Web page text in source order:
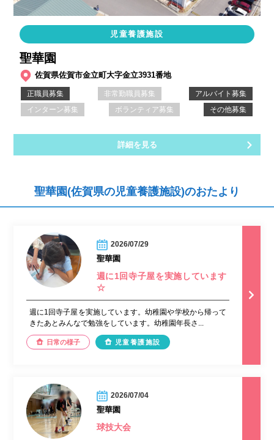
児童養護施設
聖華園
佐賀県佐賀市金立町大字金立3931番地
正職員募集 非常勤職員募集
アルバイト募集
インターン募集
ボランティア募集 その他募集
詳細を見る
聖華園(佐賀県の児童養護施設)のおたより
2026/07/29
聖華園
週に1回寺子屋を実施しています
☆
週に1回寺子屋を実施しています。幼稚園や学校から帰って
きたあとみんなで勉強をしています。幼稚園年長さ...
日常の様子 児童養護施設
2026/07/04
聖華園
球技大会